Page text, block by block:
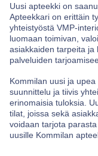
Uusi apteekki on
Apteekkari on erittäin
yhteistyöstä VMP-
luomaan toimivan,
asiakkaiden tarpeita ja
palveluiden
Kommilan uusi ja
suunnittelu ja tiivis
erinomaisia tuloksia.
tilat, joissa sekä
voidaan tarjota
uusille Kommilan